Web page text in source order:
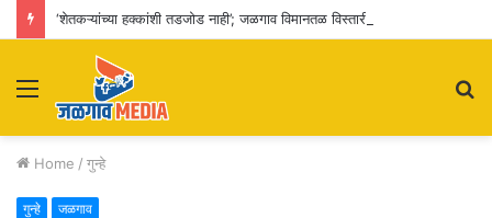
Menu
Home / गुन्हे
गुन्हे जळगाव